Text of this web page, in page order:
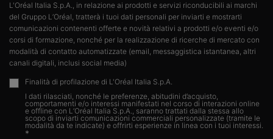
L'Oréal Italia S.p.A., in relazione ai prodotti e servizi riconducibili ai marchi
del Gruppo L’Oréal, tratterà i tuoi dati personali per inviarti e mostrarti
comunicazioni contenenti offerte e novità relativi a prodotti e/o eventi e/o
corsi di formazione, nonché per la realizzazione di ricerche di mercato con
modalità di contatto automatizzate (email, messaggistica istantanea, altri
canali digitali, inclusi social media)
Finalità di profilazione di L'Oréal Italia S.p.A.
I dati rilasciati, nonché le preferenze, abitudini d’acquisto,
comportamenti e/o interessi manifestati nel corso di interazioni online
e offline con L’Oréal Italia S.p.A., saranno trattati dalla stessa allo
scopo di inviarti comunicazioni commerciali personalizzate (tramite le
modalità da te indicate) e offrirti esperienze in linea con i tuoi interessi.​
*